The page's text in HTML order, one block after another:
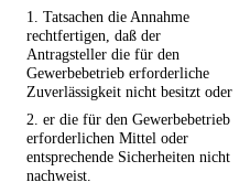
1. Tatsachen die Annahme
rechtfertigen, daß der
Antragsteller die für den
Gewerbebetrieb erforderliche
Zuverlässigkeit nicht besitzt oder
2. er die für den Gewerbebetrieb
erforderlichen Mittel oder
entsprechende Sicherheiten nicht
nachweist.